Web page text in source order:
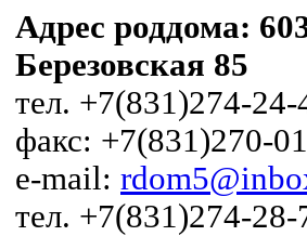
Адрес роддома:
Березовская 85
тел. +7(831)274-
факс: +7(831)270-
e-mail:
тел. +7(831)274-28-